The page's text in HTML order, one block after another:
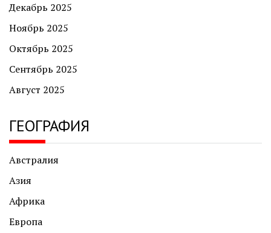
Декабрь 2025
Ноябрь 2025
Октябрь 2025
Сентябрь 2025
Август 2025
ГЕОГРАФИЯ
Австралия
Азия
Африка
Европа